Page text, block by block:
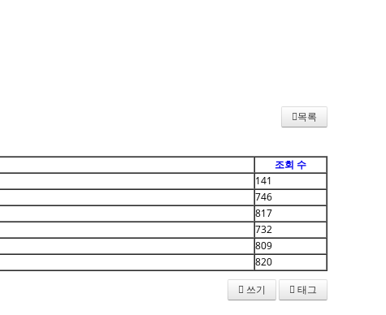
목록
조회 수
141
746
817
732
809
820
쓰기
태그